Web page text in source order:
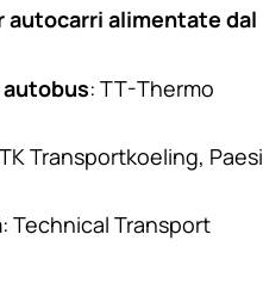
autocarri alimentate dal
: TT-Thermo
Transportkoeling, Paesi
: Technical Transport